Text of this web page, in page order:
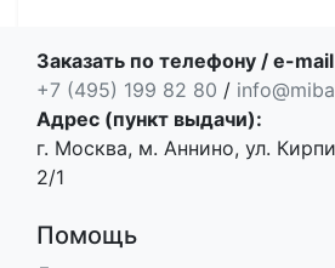
Заказать по телефону / e-mail
+7 (495) 199 82 80 /
Адрес (пункт выдачи):
г. Москва, м. Аннино, ул.
2/1
Помощь